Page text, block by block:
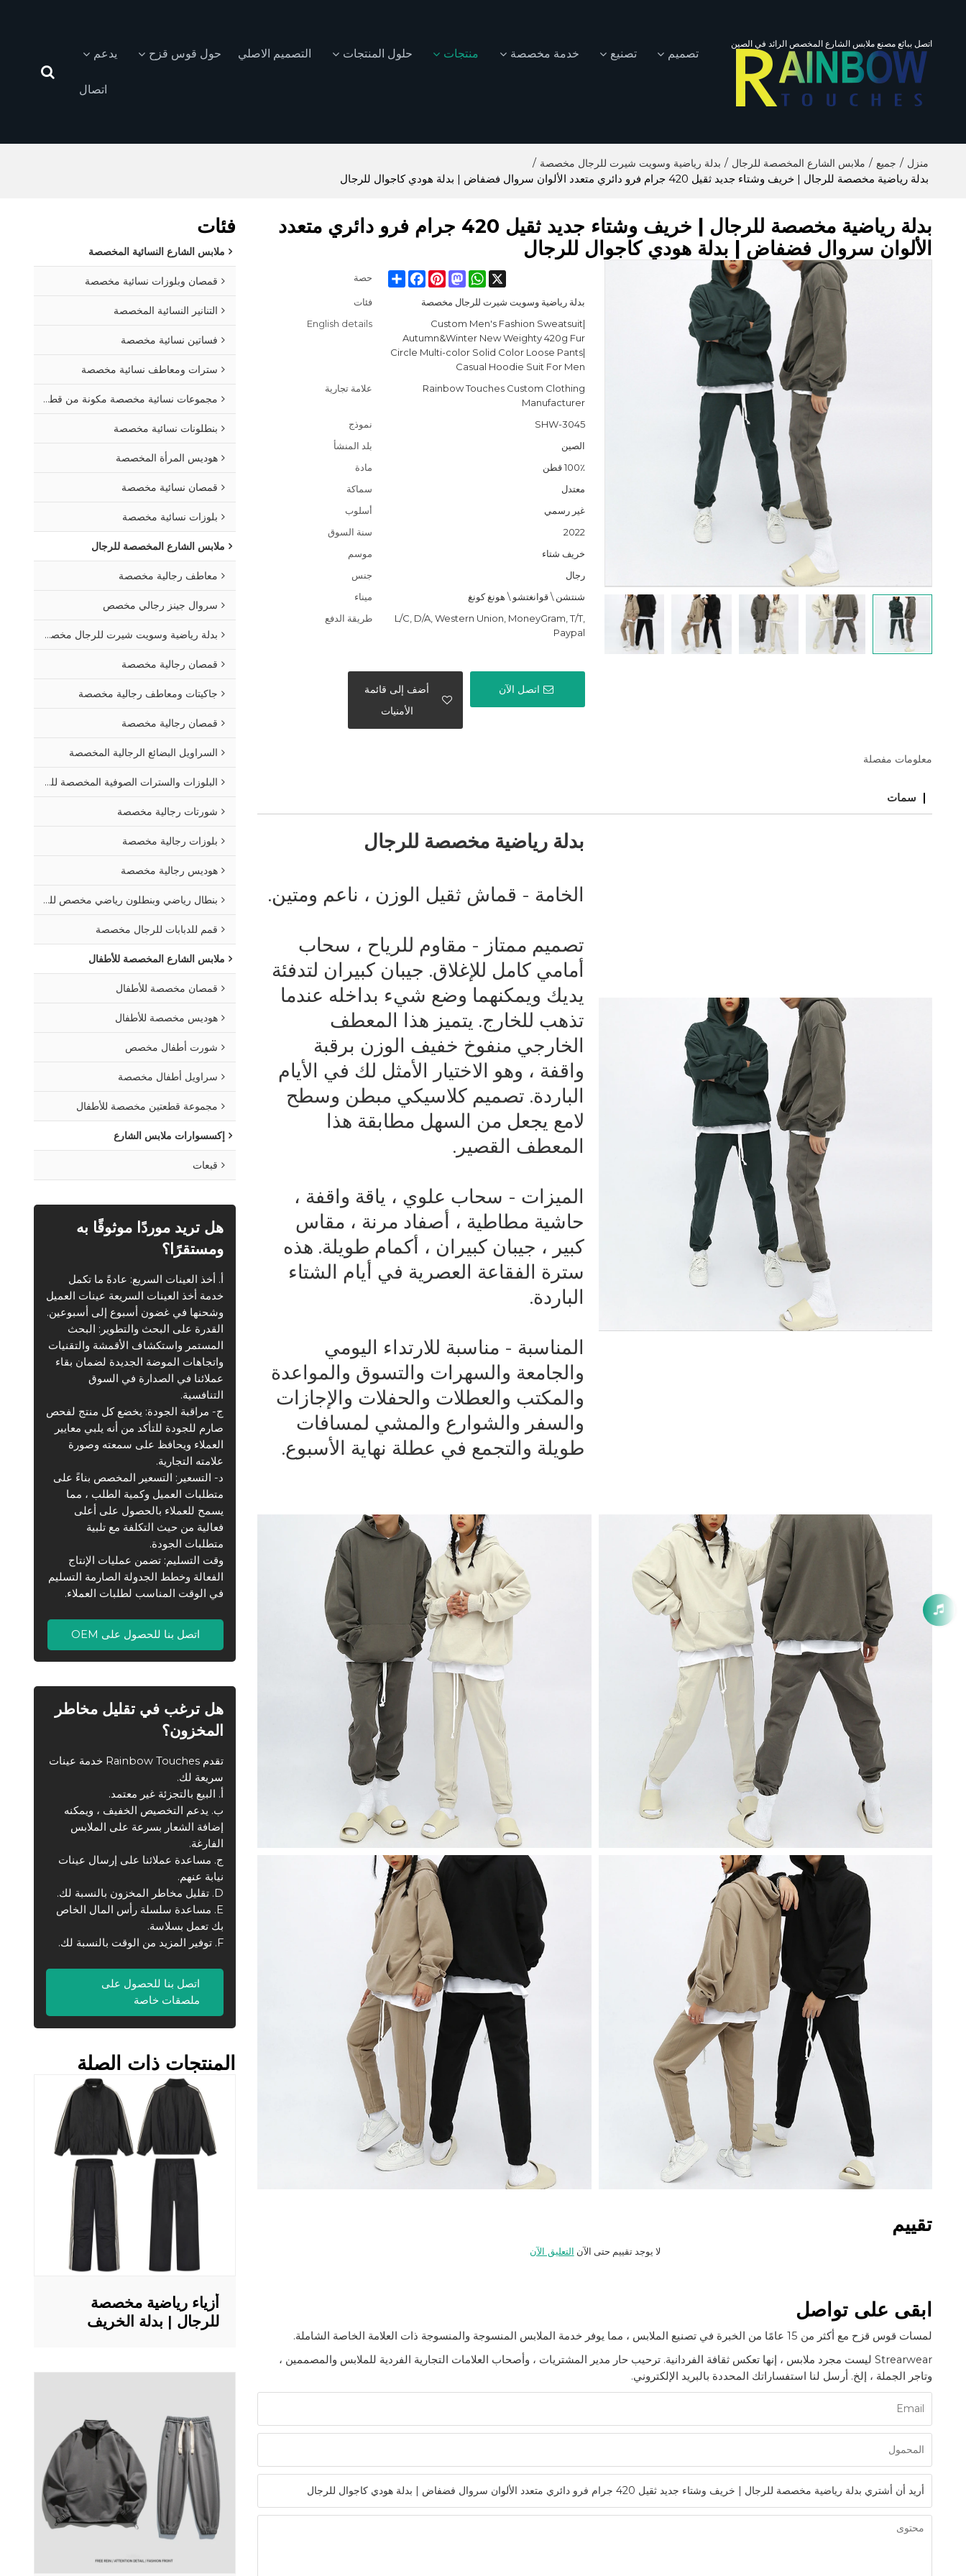
اتصل ببائع مصنع ملابس الشارع المخصص الرائد في الصين
تصميم تصنيع خدمة مخصصة منتجات حلول المنتجات التصميم الاصلي حول قوس قزح يدعم
اتصال
منزل / جميع / ملابس الشارع المخصصة للرجال / بدلة رياضية وسويت شيرت للرجال مخصصة /
بدلة رياضية مخصصة للرجال | خريف وشتاء جديد ثقيل 420 جرام فرو دائري متعدد الألوان سروال فضفاض | بدلة هودي كاجوال للرجال
فئات
ملابس الشارع النسائية المخصصة
قمصان وبلوزات نسائية مخصصة
التنانير النسائية المخصصة
فساتين نسائية مخصصة
سترات ومعاطف نسائية مخصصة
مجموعات نسائية مخصصة مكونة من قطعتين
بنطلونات نسائية مخصصة
هوديس المرأة المخصصة
قمصان نسائية مخصصة
بلوزات نسائية مخصصة
ملابس الشارع المخصصة للرجال
معاطف رجالية مخصصة
سروال جينز رجالي مخصص
بدلة رياضية وسويت شيرت للرجال مخصصة
قمصان رجالية مخصصة
جاكيتات ومعاطف رجالية مخصصة
قمصان رجالية مخصصة
السراويل البضائع الرجالية المخصصة
البلوزات والسترات الصوفية المخصصة للرجال
شورتات رجالية مخصصة
بلوزات رجالية مخصصة
هوديس رجالية مخصصة
بنطال رياضي وبنطلون رياضي مخصص للرجال
قمم للدبابات للرجال مخصصة
ملابس الشارع المخصصة للأطفال
قمصان مخصصة للأطفال
هوديس مخصصة للأطفال
شورت أطفال مخصص
سراويل أطفال مخصصة
مجموعة قطعتين مخصصة للأطفال
إكسسوارات ملابس الشارع
قبعات
هل تريد موردًا موثوقًا به
ومستقرًا؟
أ. أخذ العينات السريع: عادةً ما تكمل
خدمة أخذ العينات السريعة عينات العميل
وشحنها في غضون أسبوع إلى أسبوعين.
القدرة على البحث والتطوير: البحث
المستمر واستكشاف الأقمشة والتقنيات
واتجاهات الموضة الجديدة لضمان بقاء
عملائنا في الصدارة في السوق
التنافسية.
ج- مراقبة الجودة: يخضع كل منتج لفحص
صارم للجودة للتأكد من أنه يلبي معايير
العملاء ويحافظ على سمعته وصورة
علامته التجارية.
د- التسعير: التسعير المخصص بناءً على
متطلبات العميل وكمية الطلب ، مما
يسمح للعملاء بالحصول على أعلى
فعالية من حيث التكلفة مع تلبية
متطلبات الجودة.
وقت التسليم: تضمن عمليات الإنتاج
الفعالة وخطط الجدولة الصارمة التسليم
في الوقت المناسب لطلبات العملاء.
اتصل بنا للحصول على OEM
هل ترغب في تقليل مخاطر
المخزون؟
تقدم Rainbow Touches خدمة عينات
سريعة لك.
أ. البيع بالتجزئة غير معتمد.
ب. يدعم التخصيص الخفيف ، ويمكنه
إضافة الشعار بسرعة على الملابس
الفارغة.
ج. مساعدة عملائنا على إرسال عينات
نيابة عنهم.
D. تقليل مخاطر المخزون بالنسبة لك.
E. مساعدة سلسلة رأس المال الخاص
بك تعمل بسلاسة.
F. توفير المزيد من الوقت بالنسبة لك.
اتصل بنا للحصول على
ملصقات خاصة
المنتجات ذات الصلة
أزياء رياضية مخصصة
للرجال | بدلة الخريف
فضفاض غير رسمي |
مقسم للرجال
بدلة رياضية مخصصة للرجال | خريف وشتاء جديد ثقيل 420 جرام فرو دائري متعدد
الألوان سروال فضفاض | بدلة هودي كاجوال للرجال
حصة Share
FacebookPinterest
Mastodon
WhatsApp X
فئات
بدلة رياضية وسويت شيرت للرجال مخصصة
English details
Custom Men's Fashion Sweatsuit|
Autumn&Winter New Weighty 420g Fur
Circle Multi-color Solid Color Loose Pants|
Casual Hoodie Suit For Men
علامة تجارية
Rainbow Touches Custom Clothing
Manufacturer
نموذج
SHW-3045
بلد المنشأ
الصين
مادة
100٪ قطن
سماكة
معتدل
أسلوب
غير رسمي
سنة السوق
2022
موسم
خريف شتاء
جنس
رجال
ميناء
شنتشن \ قوانغتشو \ هونغ كونغ
طريقة الدفع
L/C, D/A, Western Union, MoneyGram, T/T,
Paypal
اتصل الآن
أضف إلى قائمة
الأمنيات
معلومات مفصلة
سمات
بدلة رياضية مخصصة للرجال
الخامة - قماش ثقيل الوزن ، ناعم ومتين.
تصميم ممتاز - مقاوم للرياح ، سحاب
أمامي كامل للإغلاق. جيبان كبيران لتدفئة
يديك ويمكنهما وضع شيء بداخله عندما
تذهب للخارج. يتميز هذا المعطف
الخارجي منفوخ خفيف الوزن برقبة
واقفة ، وهو الاختيار الأمثل لك في الأيام
الباردة. تصميم كلاسيكي مبطن وسطح
لامع يجعل من السهل مطابقة هذا
المعطف القصير.
الميزات - سحاب علوي ، ياقة واقفة ،
حاشية مطاطية ، أصفاد مرنة ، مقاس
كبير ، جيبان كبيران ، أكمام طويلة. هذه
سترة الفقاعة العصرية في أيام الشتاء
الباردة.
المناسبة - مناسبة للارتداء اليومي
والجامعة والسهرات والتسوق والمواعدة
والمكتب والعطلات والحفلات والإجازات
والسفر والشوارع والمشي لمسافات
طويلة والتجمع في عطلة نهاية الأسبوع.
تقييم
لا يوجد تقييم حتى الآن التعليق الآن
ابقى على تواصل
لمسات قوس قزح مع أكثر من 15 عامًا من الخبرة في تصنيع الملابس ، مما يوفر خدمة الملابس المنسوجة والمنسوجة ذات العلامة الخاصة الشاملة.
Strearwear ليست مجرد ملابس ، إنها تعكس ثقافة الفردانية. ترحيب حار مدير المشتريات ، وأصحاب العلامات التجارية الفردية للملابس والمصممين ،
وتاجر الجملة ، إلخ. أرسل لنا استفساراتك المحددة بالبريد الإلكتروني.